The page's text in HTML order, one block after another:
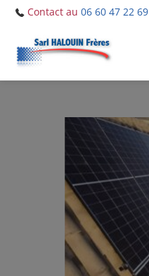
Contact au 06 60 47 22 69
NOS SERVICES
NOS RÉALISATIONS
ACTUALITÉS
CONTACT ET DEVIS